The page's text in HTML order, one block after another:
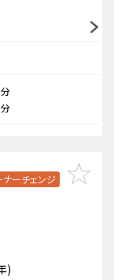
ナーチェンジ
)